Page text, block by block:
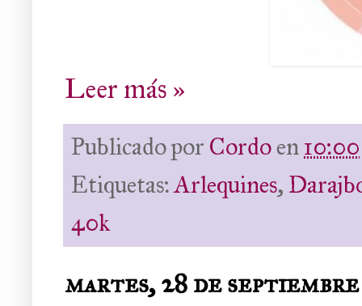
Leer más »
Publicado por Cordoen10:00
Etiquetas:Arlequines,
40k
martes, 28 de septiembre